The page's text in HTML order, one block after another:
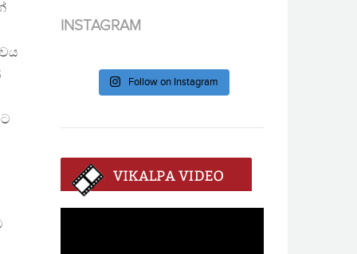
INSTAGRAM
Follow on Instagram